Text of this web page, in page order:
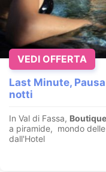
Last Minute,
notti
In Val di Fassa,
a piramide, mondo
dall'Hotel
VEDI OFFERTA